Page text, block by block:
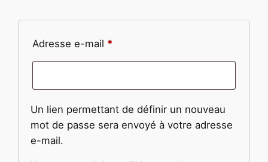
Adresse e-mail *
Un lien permettant de définir un nouveau
mot de passe sera envoyé à votre adresse
e-mail.